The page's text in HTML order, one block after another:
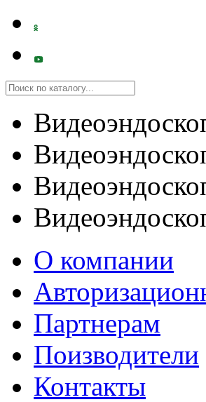
О компании
Партнерам
Поизводители
Контакты